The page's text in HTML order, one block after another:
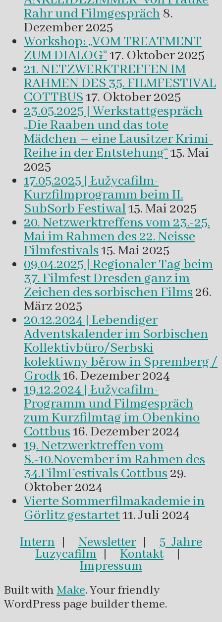
Rahr und Filmgespräch 8.
Dezember 2025
Workshop: „VOM TREATMENT
ZUM DIALOG“17. Oktober 2025
21. NETZWERKTREFFEN IM
RAHMEN DES 35. FILMFESTIVAL
COTTBUS17. Oktober 2025
23.05.2025 | Werkstattgespräch
„Die Raaben und das tote
Mädchen – eine Lausitzer Krimi-
Reihe in der Entstehung“15. Mai
2025
17.05.2025 | Łužycafilm-
Kurzfilmprogramm beim II.
SubSorb Festiwal15. Mai 2025
20. Netzwerktreffens vom 23.-25.
Mai im Rahmen des 22. Neisse
Filmfestivals15. Mai 2025
09.04.2025 | Regionaler Tag beim
37. Filmfest Dresden ganz im
Zeichen des sorbischen Films 26.
März 2025
20.12.2024 | Lebendiger
Adventskalender im Sorbischen
Kollektivbüro/Serbski
kolektiwny běrow in Spremberg /
Grodk16. Dezember 2024
19.12.2024 | Łužycafilm-
Programm und Filmgespräch
zum Kurzfilmtag im Obenkino
Cottbus16. Dezember 2024
19. Netzwerktreffen vom
8.-10.November im Rahmen des
34.FilmFestivals Cottbus 29.
Oktober 2024
Vierte Sommerfilmakademie in
Görlitz gestartet11. Juli 2024
Intern Newsletter 5 Jahre
Luzycafilm Kontakt|
Impressum
Built with Make. Your friendly
WordPress page builder theme.